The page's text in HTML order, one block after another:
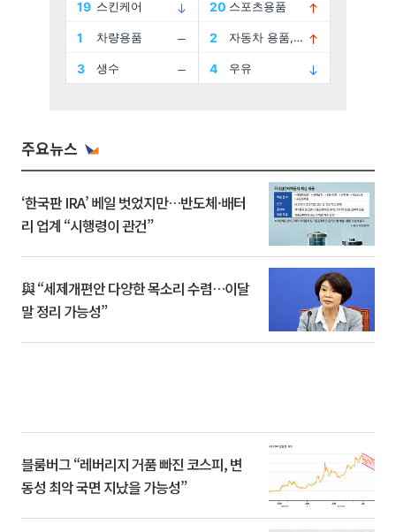
주요뉴스
‘한국판 IRA’ 베일 벗었지만…반도체·배터
리 업계 “시행령이 관건”
與 “세제개편안 다양한 목소리 수렴…이달
말 정리 가능성”
블룸버그 “레버리지 거품 빠진 코스피, 변
동성 최악 국면 지났을 가능성”